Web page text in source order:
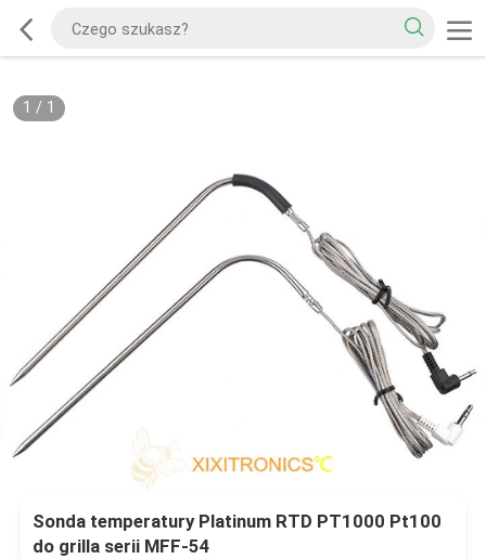
1 / 1
Sonda temperatury Platinum RTD PT1000 Pt100
do grilla serii MFF-54